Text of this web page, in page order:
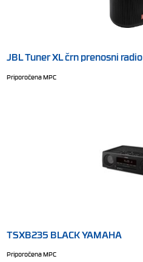
JBL Tuner XL črn prenosni radio
Priporočena MPC
TSXB235 BLACK YAMAHA
Priporočena MPC